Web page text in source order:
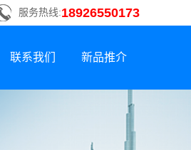
服务热线:18926550173
联系我们 新品推介
新品荣誉上市